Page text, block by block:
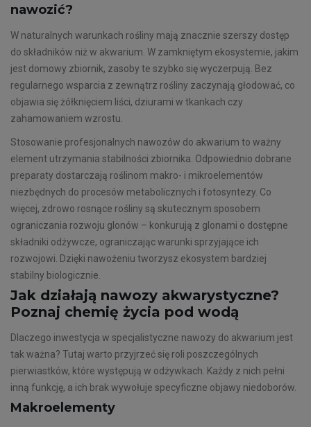
nawozić?
W naturalnych warunkach rośliny mają znacznie szerszy dostęp
do składników niż w akwarium. W zamkniętym ekosystemie, jakim
jest domowy zbiornik, zasoby te szybko się wyczerpują. Bez
regularnego wsparcia z zewnątrz rośliny zaczynają głodować, co
objawia się żółknięciem liści, dziurami w tkankach czy
zahamowaniem wzrostu.
Stosowanie profesjonalnych nawozów do akwarium to ważny
element utrzymania stabilności zbiornika. Odpowiednio dobrane
preparaty dostarczają roślinom makro- i mikroelementów
niezbędnych do procesów metabolicznych i fotosyntezy. Co
więcej, zdrowo rosnące rośliny są skutecznym sposobem
ograniczania rozwoju glonów – konkurują z glonami o dostępne
składniki odżywcze, ograniczając warunki sprzyjające ich
rozwojowi. Dzięki nawożeniu tworzysz ekosystem bardziej
stabilny biologicznie.
Jak działają nawozy akwarystyczne?
Poznaj chemię życia pod wodą
Dlaczego inwestycja w specjalistyczne nawozy do akwarium jest
tak ważna? Tutaj warto przyjrzeć się roli poszczególnych
pierwiastków, które występują w odżywkach. Każdy z nich pełni
inną funkcję, a ich brak wywołuje specyficzne objawy niedoborów.
Makroelementy